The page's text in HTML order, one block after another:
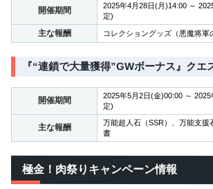
開催期間
2025年4月28日(月)14:00 ～
定)
主な報酬 コレクショングッズ（悪魔将軍
『“連鎖で大量獲得”GWボーナス』クエ
開催期間
2025年5月2日(金)00:00 ～
定)
主な報酬
万能超人石（SSR）、万能支援
書
極金！肉祭りキャンペーン情報